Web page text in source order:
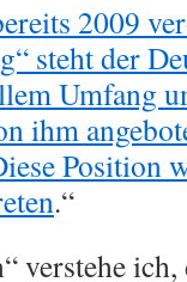
2009
steht der
Umfang
ihm
Position
.“
verstehe